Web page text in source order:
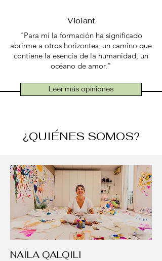
Violant
"Para mí la formación ha significado
abrirme a otros horizontes, un camino que
contiene la esencia de la humanidad, un
océano de amor."
Leer más opiniones
¿QUIÉNES SOMOS?
NAILA QALQILI